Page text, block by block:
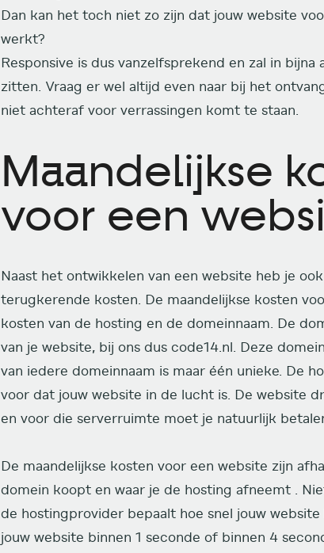
Dan kan het toch niet zo zijn dat jouw website
werkt?
Responsive is dus vanzelfsprekend en zal in bijna
zitten. Vraag er wel altijd even naar bij het
niet achteraf voor verrassingen komt te staan.
Maandelijkse
voor een
Naast het ontwikkelen van een website heb je
terugkerende kosten. De maandelijkse kosten
kosten van de hosting en de domeinnaam. De
van je website, bij ons dus code14.nl. Deze
van iedere domeinnaam is maar één unieke. De
voor dat jouw website in de lucht is. De website
en voor die serverruimte moet je natuurlijk
De maandelijkse kosten voor een website zijn
domein koopt en waar je de hosting afneemt .
de hostingprovider bepaalt hoe snel jouw
jouw website binnen 1 seconde of binnen 4